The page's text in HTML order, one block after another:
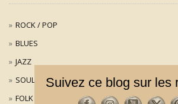
ROCK / POP
BLUES
JAZZ
SOUL
FOLK
Suivez ce blog sur les